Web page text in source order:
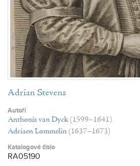
Adrian Stevens
Autoři
Anthonis van Dyck (1599–1641)
Adriaen Lommelin (1637–1673)
Katalogové číslo
RA05190